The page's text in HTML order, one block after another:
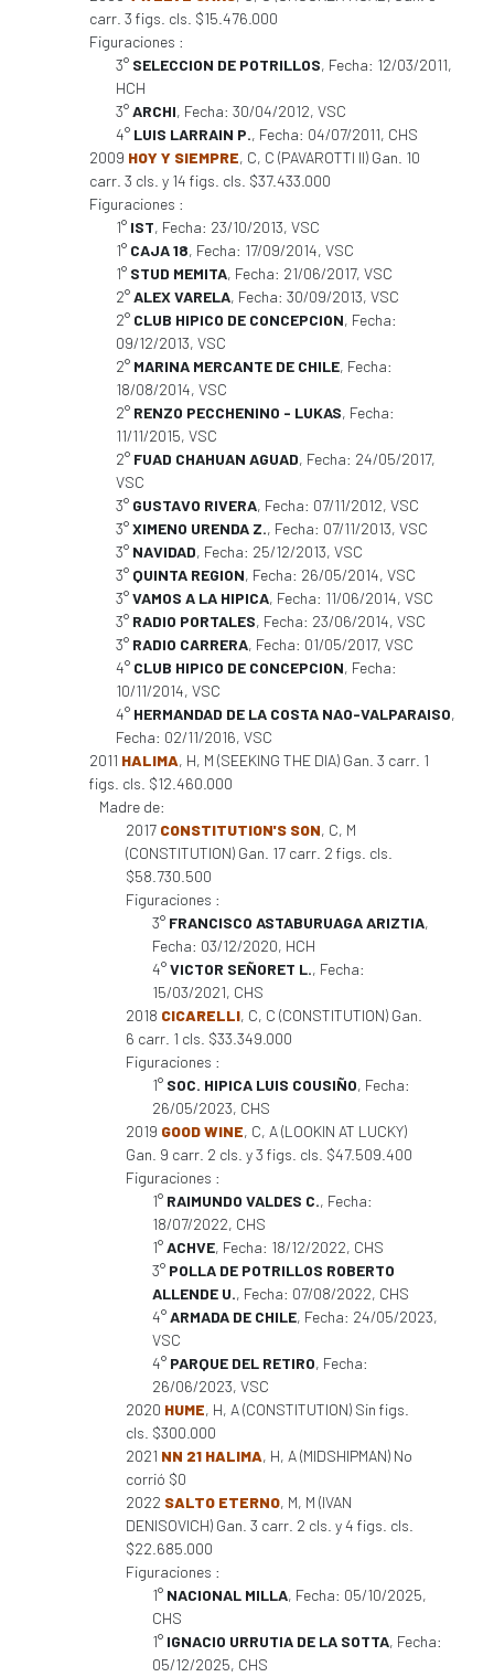
carr. 3 figs. cls. $15.476.000
Figuraciones :
3° SELECCION DE POTRILLOS, Fecha: 12/03/2011,
HCH
3°ARCHI, Fecha: 30/04/2012, VSC
4° LUIS LARRAIN P., Fecha: 04/07/2011, CHS
2009 HOY Y SIEMPRE, C, C (PAVAROTTI II) Gan. 10
carr. 3 cls. y 14 figs. cls. $37.433.000
Figuraciones :
1° IST, Fecha: 23/10/2013, VSC
1° CAJA 18, Fecha: 17/09/2014, VSC
1° STUD MEMITA, Fecha: 21/06/2017, VSC
2°ALEX VARELA, Fecha: 30/09/2013, VSC
2° CLUB HIPICO DE CONCEPCION, Fecha:
09/12/2013, VSC
2° MARINA MERCANTE DE CHILE, Fecha:
18/08/2014, VSC
2° RENZO PECCHENINO - LUKAS, Fecha:
11/11/2015, VSC
2° FUAD CHAHUAN AGUAD, Fecha: 24/05/2017,
VSC
3° GUSTAVO RIVERA, Fecha: 07/11/2012, VSC
3°XIMENO URENDA Z., Fecha: 07/11/2013, VSC
3° NAVIDAD, Fecha: 25/12/2013, VSC
3° QUINTA REGION, Fecha: 26/05/2014, VSC
3°VAMOS A LA HIPICA, Fecha: 11/06/2014, VSC
3° RADIO PORTALES, Fecha: 23/06/2014, VSC
3° RADIO CARRERA, Fecha: 01/05/2017, VSC
4° CLUB HIPICO DE CONCEPCION, Fecha:
10/11/2014, VSC
4° HERMANDAD DE LA COSTA NAO-VALPARAISO,
Fecha: 02/11/2016, VSC
2011 HALIMA, H, M (SEEKING THE DIA) Gan. 3 carr. 1
figs. cls. $12.460.000
Madre de:
2017 CONSTITUTION'S SON, C, M
(CONSTITUTION) Gan. 17 carr. 2 figs. cls.
$58.730.500
Figuraciones :
3° FRANCISCO ASTABURUAGA ARIZTIA,
Fecha: 03/12/2020, HCH
4°VICTOR SEÑORET L., Fecha:
15/03/2021, CHS
2018 CICARELLI, C, C (CONSTITUTION) Gan.
6 carr. 1 cls. $33.349.000
Figuraciones :
1° SOC. HIPICA LUIS COUSIÑO, Fecha:
26/05/2023, CHS
2019 GOOD WINE, C, A (LOOKIN AT LUCKY)
Gan. 9 carr. 2 cls. y 3 figs. cls. $47.509.400
Figuraciones :
1° RAIMUNDO VALDES C., Fecha:
18/07/2022, CHS
1°ACHVE, Fecha: 18/12/2022, CHS
3° POLLA DE POTRILLOS ROBERTO
ALLENDE U., Fecha: 07/08/2022, CHS
4°ARMADA DE CHILE, Fecha: 24/05/2023,
VSC
4° PARQUE DEL RETIRO, Fecha:
26/06/2023, VSC
2020 HUME, H, A (CONSTITUTION) Sin figs.
cls. $300.000
2021 NN 21 HALIMA, H, A (MIDSHIPMAN) No
corrió $0
2022 SALTO ETERNO, M, M (IVAN
DENISOVICH) Gan. 3 carr. 2 cls. y 4 figs. cls.
$22.685.000
Figuraciones :
1° NACIONAL MILLA, Fecha: 05/10/2025,
CHS
1° IGNACIO URRUTIA DE LA SOTTA, Fecha:
05/12/2025, CHS